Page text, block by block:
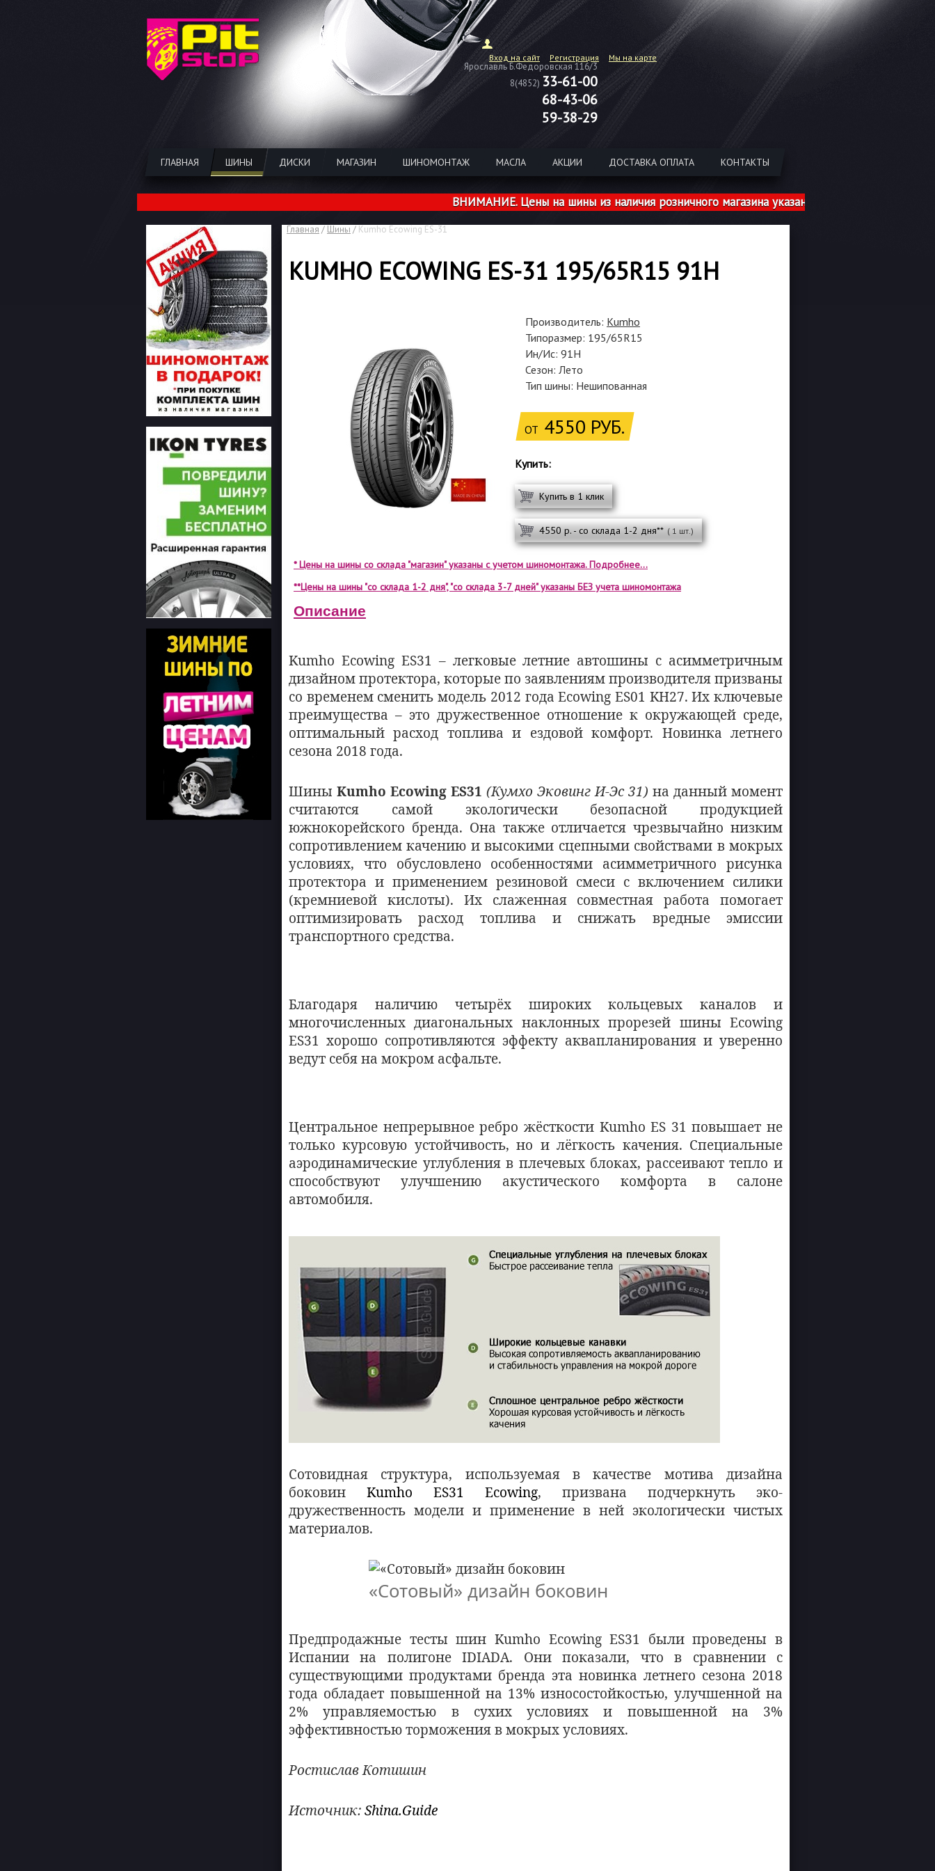
Вход на сайт Регистрация Мы на карте
Ярославль Б.Федоровская 116/3
8(4852) 33-61-00
68-43-06
59-38-29
ГЛАВНАЯ ШИНЫ ДИСКИ МАГАЗИН ШИНОМОНТАЖ МАСЛА АКЦИИ ДОСТАВКА ОПЛАТА КОНТАКТЫ
ВНИМАНИЕ. Цены на шины из наличия розничного магазина указаны с учетом шиномонтажа!
Главная / Шины / Kumho Ecowing ES-31
KUMHO ECOWING ES-31 195/65R15 91H
Производитель: Kumho
Типоразмер: 195/65R15
Ин/Ис: 91H
Сезон: Лето
Тип шины: Нешипованная
ОТ 4550 РУБ.
Купить:
Купить в 1 клик
4550 р. - со склада 1-2 дня** ( 1 шт.)
* Цены на шины со склада "магазин" указаны с учетом шиномонтажа. Подробнее...
**Цены на шины "со склада 1-2 дня", "со склада 3-7 дней" указаны БЕЗ учета шиномонтажа
Описание
Kumho Ecowing ES31 – легковые летние автошины с асимметричным
дизайном протектора, которые по заявлениям производителя призваны
со временем сменить модель 2012 года Ecowing ES01 KH27. Их ключевые
преимущества – это дружественное отношение к окружающей среде,
оптимальный расход топлива и ездовой комфорт. Новинка летнего
сезона 2018 года.
Шины Kumho Ecowing ES31 (Кумхо Эковинг И-Эс 31) на данный момент
считаются самой экологически безопасной продукцией
южнокорейского бренда. Она также отличается чрезвычайно низким
сопротивлением качению и высокими сцепными свойствами в мокрых
условиях, что обусловлено особенностями асимметричного рисунка
протектора и применением резиновой смеси с включением силики
(кремниевой кислоты). Их слаженная совместная работа помогает
оптимизировать расход топлива и снижать вредные эмиссии
транспортного средства.
Благодаря наличию четырёх широких кольцевых каналов и
многочисленных диагональных наклонных прорезей шины Ecowing
ES31 хорошо сопротивляются эффекту аквапланирования и уверенно
ведут себя на мокром асфальте.
Центральное непрерывное ребро жёсткости Kumho ES 31 повышает не
только курсовую устойчивость, но и лёгкость качения. Специальные
аэродинамические углубления в плечевых блоках, рассеивают тепло и
способствуют улучшению акустического комфорта в салоне
автомобиля.
Сотовидная структура, используемая в качестве мотива дизайна
боковин Kumho ES31 Ecowing, призвана подчеркнуть эко-
дружественность модели и применение в ней экологически чистых
материалов.
«Сотовый» дизайн боковин
Предпродажные тесты шин Kumho Ecowing ES31 были проведены в
Испании на полигоне IDIADA. Они показали, что в сравнении с
существующими продуктами бренда эта новинка летнего сезона 2018
года обладает повышенной на 13% износостойкостью, улучшенной на
2% управляемостью в сухих условиях и повышенной на 3%
эффективностью торможения в мокрых условиях.
Ростислав Котишин
Источник:Shina.Guide